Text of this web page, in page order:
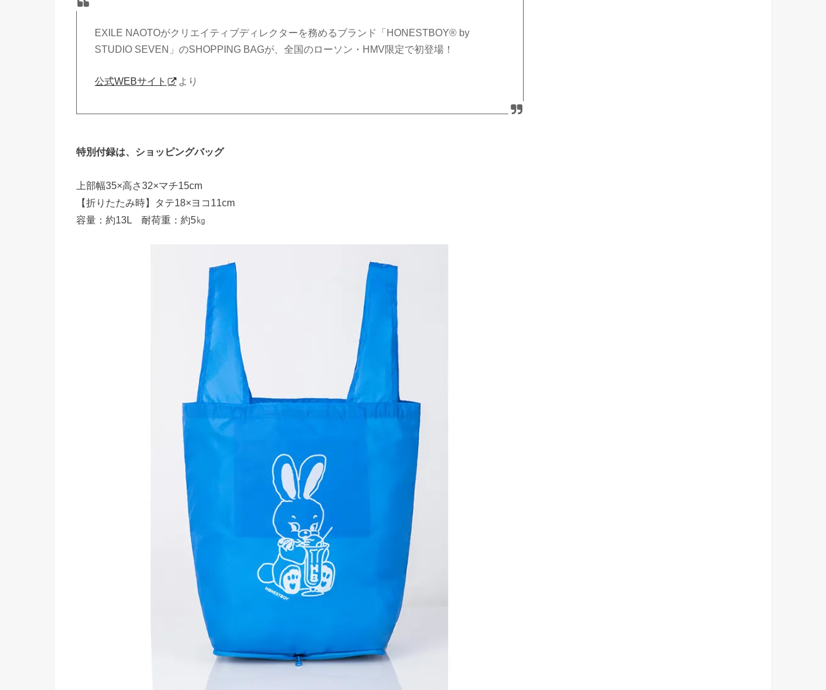
EXILE NAOTOがクリエイティブディレクターを務めるブランド「HONESTBOY® by
STUDIO SEVEN」のSHOPPING BAGが、全国のローソン・HMV限定で初登場！
公式WEBサイト より
特別付録は、ショッピングバッグ
上部幅35×高さ32×マチ15cm
【折りたたみ時】タテ18×ヨコ11cm
容量：約13L 耐荷重：約5㎏